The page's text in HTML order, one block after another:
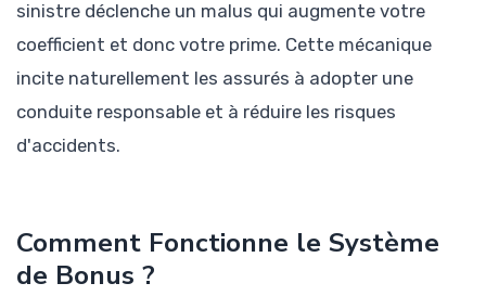
sinistre déclenche un malus qui augmente votre
coefficient et donc votre prime. Cette mécanique
incite naturellement les assurés à adopter une
conduite responsable et à réduire les risques
d'accidents.
Comment Fonctionne le Système
de Bonus ?